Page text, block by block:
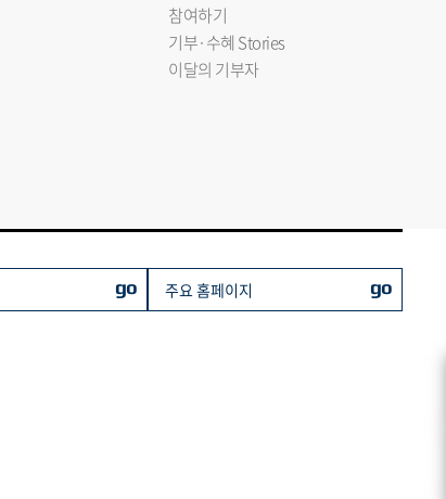
참여하기
기부·수혜 Stories
이달의 기부자
go 주요 홈페이지 go